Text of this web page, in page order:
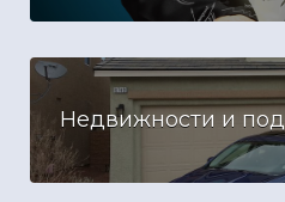
Недвижности и